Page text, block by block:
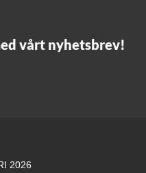
vårt nyhetsbrev!
2026